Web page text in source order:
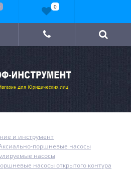
и инструмент
поршневые насосы
насосы
насосы открытого контура
0